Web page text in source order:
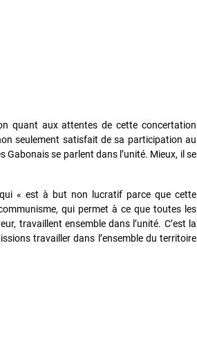
quant aux attentes de cette concertation
seulement satisfait de sa participation au
se parlent dans l’unité. Mieux, il se
« est à but non lucratif parce que cette
qui permet à ce que toutes les
travaillent ensemble dans l’unité. C’est la
travailler dans l’ensemble du territoire